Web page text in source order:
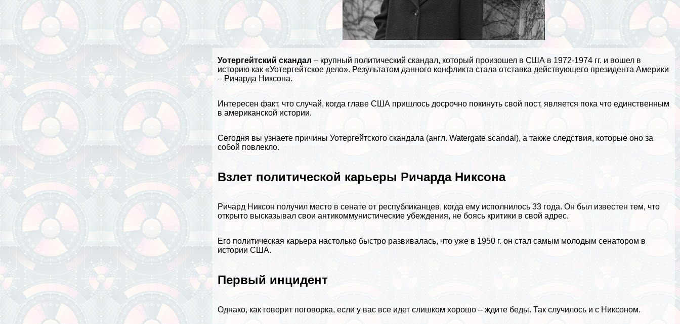
Уотергeйтский скандал – крупный политический скандал, который произошел в США в 1972-1974 гг. и вошел в
историю как «Уотергeйтское дело». Результатом данного конфликта стала отставка действующего президента Америки
– Ричарда Никсона.
Интересен факт, что случай, когда главе США пришлось досрочно покинуть свой пост, является пока что единственным
в американской истории.
Сегодня вы узнаете причины Уотергeйтского скандала (англ. Watergate scandal), а также следствия, которые оно за
собой повлекло.
Взлет политической карьеры Ричарда Никсона
Ричард Никсон получил место в сенате от республиканцев, когда ему исполнилось 33 года. Он был известен тем, что
открыто высказывал свои антикоммунистические убеждения, не боясь критики в свой адрес.
Его политическая карьера настолько быстро развивалась, что уже в 1950 г. он стал самым молодым сенатором в
историиСША.
Первый инцидент
Однако, как говорит поговорка, если у вас все идет слишком хорошо – ждите беды. Так случилось и с Никсоном.